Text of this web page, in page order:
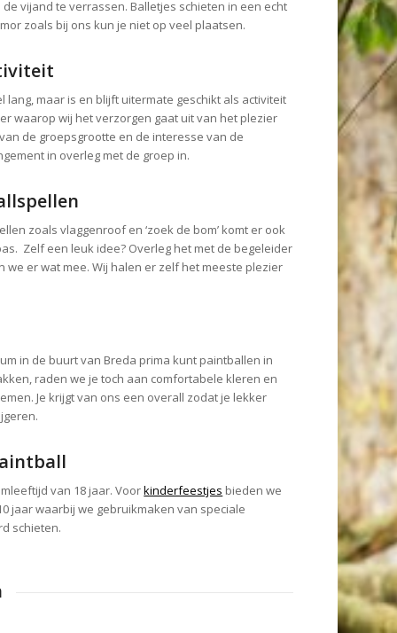
vijand te verrassen. Balletjes schieten in een echt
zoals bij ons kun je niet op veel plaatsen.
lang, maar is en blijft uitermate geschikt als activiteit
waarop wij het verzorgen gaat uit van het plezier
de groepsgrootte en de interesse van de
in overleg met de groep in.
zoals vlaggenroof en ‘zoek de bom’ komt er ook
Zelf een leuk idee? Overleg het met de begeleider
we er wat mee. Wij halen er zelf het meeste plezier
in de buurt van Breda prima kunt paintballen in
raden we je toch aan comfortabele kleren en
Je krijgt van ons een overall zodat je lekker
van 18 jaar. Voorkinderfeestjes bieden we
jaar waarbij we gebruikmaken van speciale
schieten.